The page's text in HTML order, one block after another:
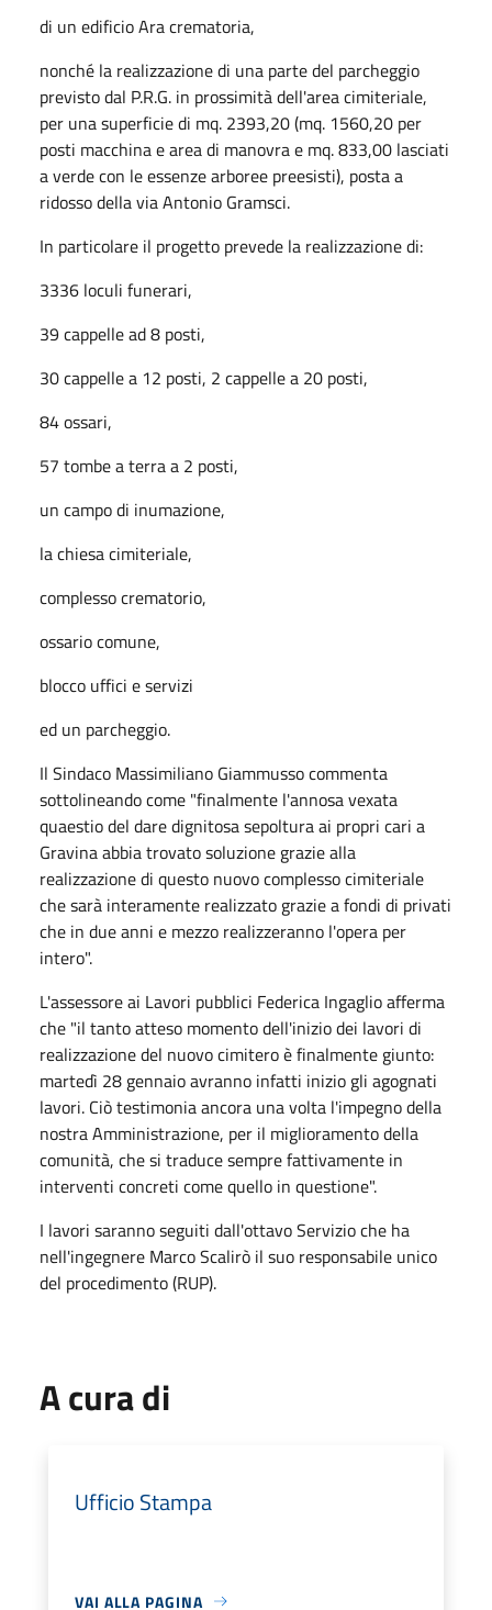
di un edificio Ara crematoria,
nonché la realizzazione di una parte del parcheggio
previsto dal P.R.G. in prossimità dell'area cimiteriale,
per una superficie di mq. 2393,20 (mq. 1560,20 per
posti macchina e area di manovra e mq. 833,00 lasciati
a verde con le essenze arboree preesisti), posta a
ridosso della via Antonio Gramsci.
In particolare il progetto prevede la realizzazione di:
3336 loculi funerari,
39 cappelle ad 8 posti,
30 cappelle a 12 posti, 2 cappelle a 20 posti,
84 ossari,
57 tombe a terra a 2 posti,
un campo di inumazione,
la chiesa cimiteriale,
complesso crematorio,
ossario comune,
blocco uffici e servizi
ed un parcheggio.
Il Sindaco Massimiliano Giammusso commenta
sottolineando come "finalmente l'annosa vexata
quaestio del dare dignitosa sepoltura ai propri cari a
Gravina abbia trovato soluzione grazie alla
realizzazione di questo nuovo complesso cimiteriale
che sarà interamente realizzato grazie a fondi di privati
che in due anni e mezzo realizzeranno l'opera per
intero".
L'assessore ai Lavori pubblici Federica Ingaglio afferma
che "il tanto atteso momento dell'inizio dei lavori di
realizzazione del nuovo cimitero è finalmente giunto:
martedì 28 gennaio avranno infatti inizio gli agognati
lavori. Ciò testimonia ancora una volta l'impegno della
nostra Amministrazione, per il miglioramento della
comunità, che si traduce sempre fattivamente in
interventi concreti come quello in questione".
I lavori saranno seguiti dall'ottavo Servizio che ha
nell'ingegnere Marco Scalirò il suo responsabile unico
del procedimento (RUP).
A cura di
Ufficio Stampa
VAI ALLA PAGINA